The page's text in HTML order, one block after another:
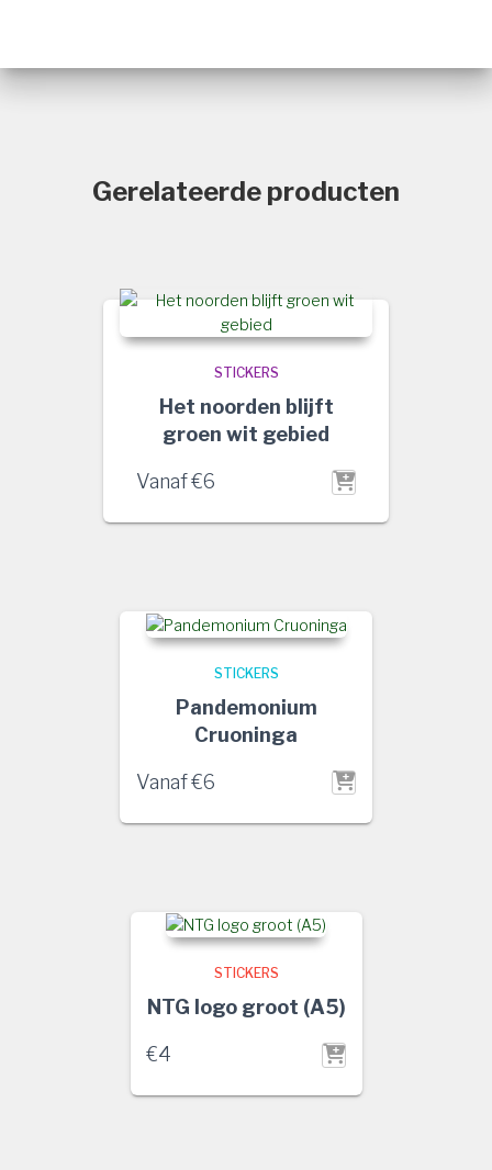
Gerelateerde producten
STICKERS
Het noorden blijft
groen wit gebied
Vanaf€6
STICKERS
Pandemonium
Cruoninga
Vanaf€6
STICKERS
NTG logo groot (A5)
€4